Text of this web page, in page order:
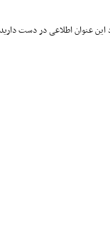
عنوان اطلاعی در دست دارید